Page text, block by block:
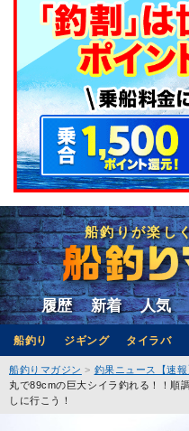
船釣りが楽し
履歴 新着 人気
船釣り ジギング タイラバ
船釣りマガジン 釣果ニュース【速報
丸で89cmの巨大シイラ釣れる！！順
しに行こう！